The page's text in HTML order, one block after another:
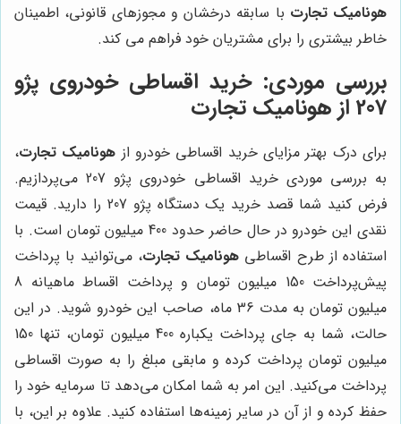
هونامیک تجارت با سابقه درخشان و مجوزهای قانونی، اطمینان
خاطر بیشتری را برای مشتریان خود فراهم می کند.
بررسی موردی: خرید اقساطی خودروی پژو
207 از هونامیک تجارت
برای درک بهتر مزایای خرید اقساطی خودرو از هونامیک تجارت،
به بررسی موردی خرید اقساطی خودروی پژو 207 می‌پردازیم.
فرض کنید شما قصد خرید یک دستگاه پژو 207 را دارید. قیمت
نقدی این خودرو در حال حاضر حدود 400 میلیون تومان است. با
استفاده از طرح اقساطی هونامیک تجارت، می‌توانید با پرداخت
پیش‌پرداخت 150 میلیون تومان و پرداخت اقساط ماهیانه 8
میلیون تومان به مدت 36 ماه، صاحب این خودرو شوید. در این
حالت، شما به جای پرداخت یکباره 400 میلیون تومان، تنها 150
میلیون تومان پرداخت کرده و مابقی مبلغ را به صورت اقساطی
پرداخت می‌کنید. این امر به شما امکان می‌دهد تا سرمایه خود را
حفظ کرده و از آن در سایر زمینه‌ها استفاده کنید. علاوه بر این، با